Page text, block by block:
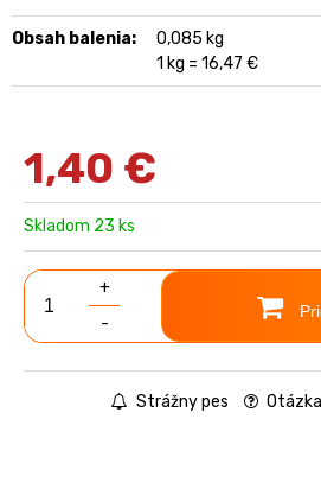
Obsah balenia:
0,085 kg
1 kg = 16,47 €
1,40 €
Skladom 23 ks
+
-
Strážny pes